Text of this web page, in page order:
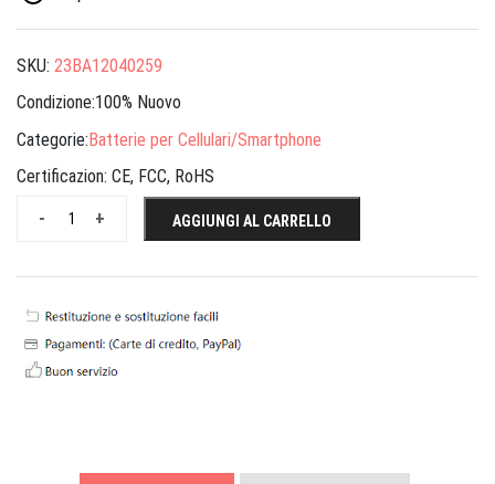
SKU: 23BA12040259
Condizione:100% Nuovo
Categorie:Batterie per Cellulari/Smartphone
Certificazion: CE, FCC, RoHS
+
- AGGIUNGI AL CARRELLO